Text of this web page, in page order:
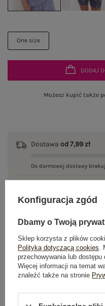
One size
DODAJ
Możesz kupić także
Dostawa od 7,99 zł
Do darmowej dostawy
jeszcze
OPIS PRODUKTU
Konfiguracja zgód
Dbamy o Twoją
Sklep korzysta z plików
Polityką dotyczącą cookies
przechowywania lub dostępu
Więcej informacji na temat
znaleźć także na stronie